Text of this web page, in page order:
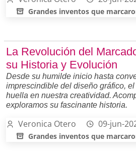
Grandes inventos que
La Revolución del
su Historia y Evolución
Desde su humilde inicio hasta
imprescindible del diseño gráfico,
huella en nuestra creatividad.
exploramos su fascinante historia.
Veronica Otero 09-jun-
Grandes inventos que